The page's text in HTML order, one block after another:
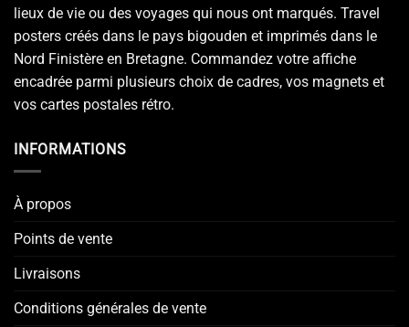
lieux de vie ou des voyages qui nous ont marqués. Travel
posters créés dans le pays bigouden et imprimés dans le
Nord Finistère en Bretagne. Commandez votre affiche
encadrée parmi plusieurs choix de cadres, vos magnets et
vos cartes postales rétro.
INFORMATIONS
À propos
Points de vente
Livraisons
Conditions générales de vente